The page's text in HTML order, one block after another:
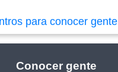
para conocer gente
Conocer gente